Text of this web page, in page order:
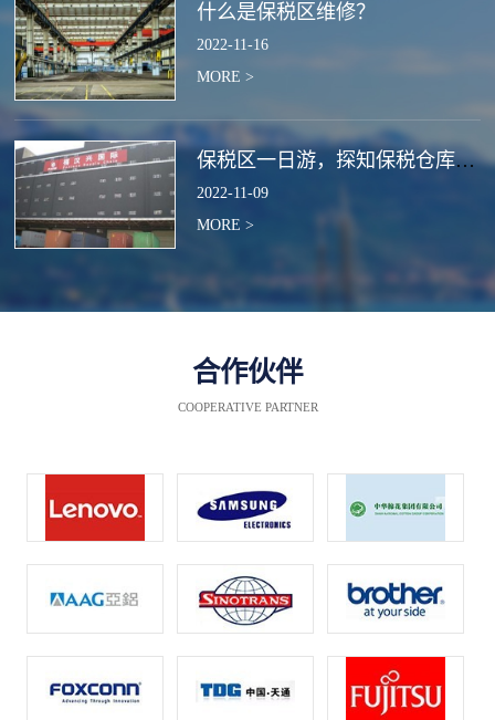
什么是保税区维修？
2022-11-16
MORE >
保税区一日游，探知保税仓库的作用
2022-11-09
MORE >
合作伙伴
COOPERATIVE PARTNER